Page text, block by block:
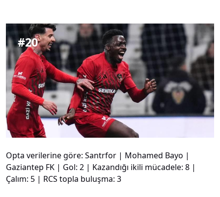
#20
Opta verilerine göre: Santrfor | Mohamed Bayo |
Gaziantep FK | Gol: 2 | Kazandığı ikili mücadele: 8 |
Çalım: 5 | RCS topla buluşma: 3